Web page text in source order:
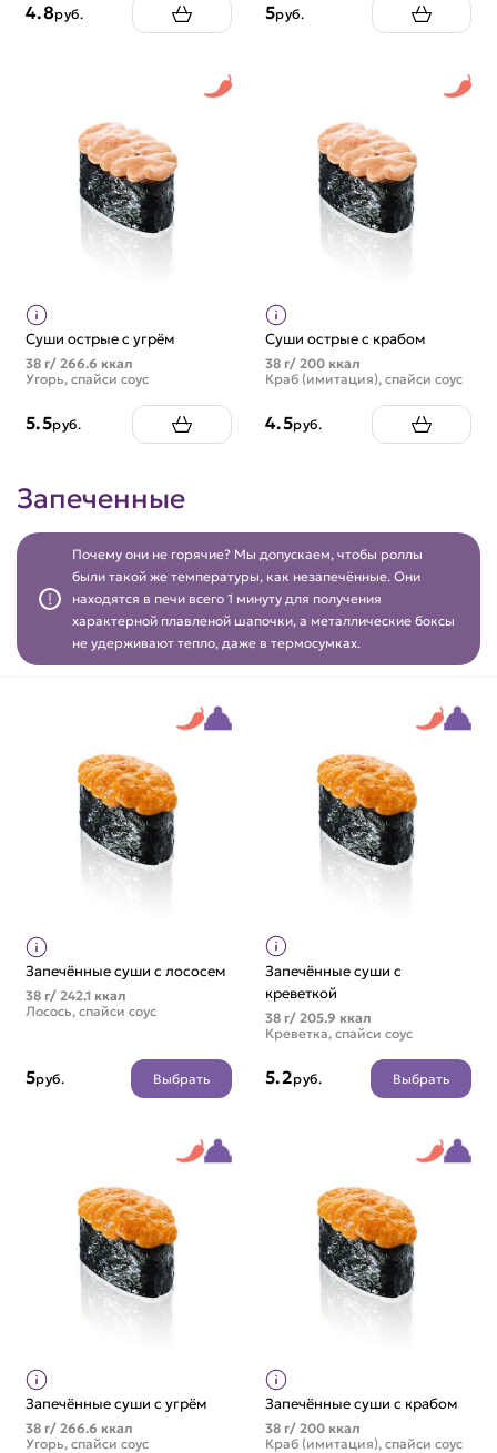
4.8руб. 5руб.
Суши острые с угрём
38 г/ 266.6 ккал
Угорь, спайси соус
5.5руб.
Суши острые с крабом
38 г/ 200 ккал
Краб (имитация), спайси соус
4.5руб.
Запеченные
Почему они не горячие? Мы допускаем, чтобы роллы
были такой же температуры, как незапечённые. Они
находятся в печи всего 1 минуту для получения
характерной плавленой шапочки, а металлические боксы
не удерживают тепло, даже в термосумках.
Запечённые суши с лососем
38 г/ 242.1 ккал
Лосось, спайси соус
5руб. Выбрать
Запечённые суши с
креветкой
38 г/ 205.9 ккал
Креветка, спайси соус
5.2руб. Выбрать
Запечённые суши с угрём
38 г/ 266.6 ккал
Угорь, спайси соус
Запечённые суши с крабом
38 г/ 200 ккал
Краб (имитация), спайси соус